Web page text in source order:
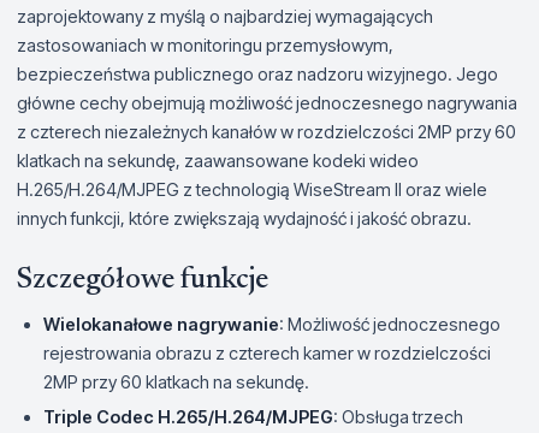
zaprojektowany z myślą o najbardziej wymagających
zastosowaniach w monitoringu przemysłowym,
bezpieczeństwa publicznego oraz nadzoru wizyjnego. Jego
główne cechy obejmują możliwość jednoczesnego nagrywania
z czterech niezależnych kanałów w rozdzielczości 2MP przy 60
klatkach na sekundę, zaawansowane kodeki wideo
H.265/H.264/MJPEG z technologią WiseStream II oraz wiele
innych funkcji, które zwiększają wydajność i jakość obrazu.
Szczegółowe funkcje
Wielokanałowe nagrywanie: Możliwość jednoczesnego
rejestrowania obrazu z czterech kamer w rozdzielczości
2MP przy 60 klatkach na sekundę.
Triple Codec H.265/H.264/MJPEG: Obsługa trzech